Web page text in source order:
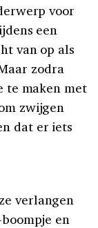
voor
een
van op als
zodra
te maken met
zwijgen
dat er iets
verlangen
en